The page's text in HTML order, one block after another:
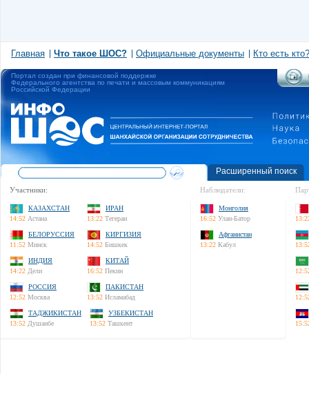
Главная Что такое ШОС? Официальные документы Кто есть кто?
Портал создан при финансовой поддержке
Федерального агентства по печати и массовым коммуникациям
Российской Федерации
Расширенный поиск
Участники:
КАЗАХСТАН
14:52 Астана
ИРАН
13:22 Тегеран
БЕЛОРУССИЯ
11:52 Минск
КИРГИЗИЯ
14:52 Бишкек
ИНДИЯ
14:22 Дели
КИТАЙ
16:52 Пекин
РОССИЯ
12:52 Москва
ПАКИСТАН
13:52 Исламабад
ТАДЖИКИСТАН
13:52 Душанбе
УЗБЕКИСТАН
13:52 Ташкент
Наблюдатели:
Монголия
16:52 Улан-Батор
Афганистан
13:22 Кабул